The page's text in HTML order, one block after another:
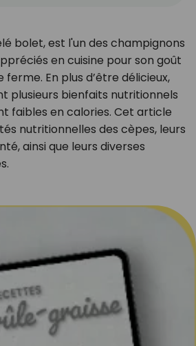
bolet, est l'un des champignons
en cuisine pour son goût
En plus d’être délicieux,
plusieurs bienfaits nutritionnels
faibles en calories. Cet article
nutritionnelles des cèpes, leurs
ainsi que leurs diverses